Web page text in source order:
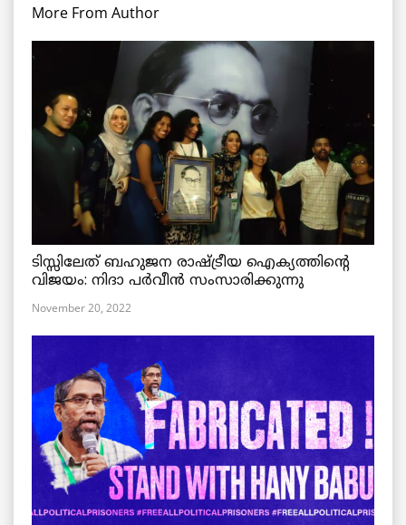
More From Author
ടിസ്സിലേത് ബഹുജന രാഷ്ട്രീയ ഐക്യത്തിന്റെ
വിജയം: നിദാ പർവീൻ സംസാരിക്കുന്നു
November 20, 2022